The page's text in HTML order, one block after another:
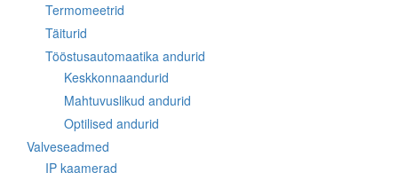
Termomeetrid
Täiturid
Tööstusautomaatika andurid
Keskkonnaandurid
Mahtuvuslikud andurid
Optilised andurid
Valveseadmed
IP kaamerad